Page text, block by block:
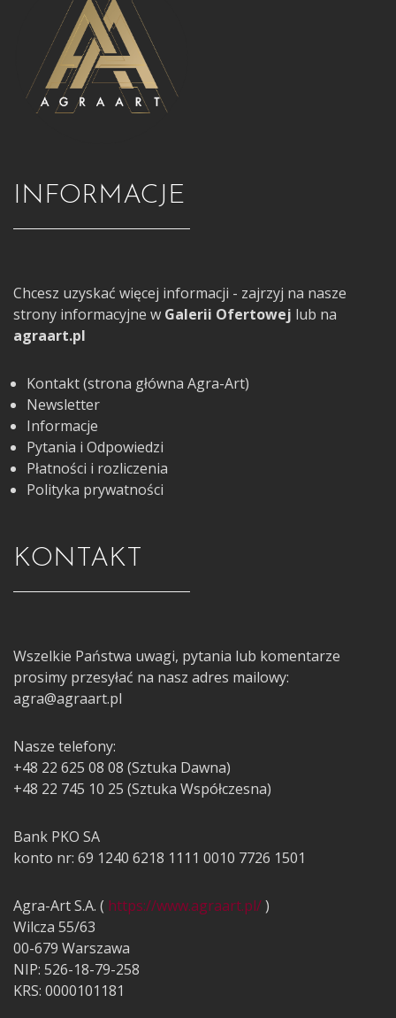
INFORMACJE
Chcesz uzyskać więcej informacji - zajrzyj na nasze
strony informacyjne w Galerii Ofertowej lub na
agraart.pl
Kontakt (strona główna Agra-Art)
Newsletter
Informacje
Pytania i Odpowiedzi
Płatności i rozliczenia
Polityka prywatności
KONTAKT
Wszelkie Państwa uwagi, pytania lub komentarze
prosimy przesyłać na nasz adres mailowy:
agra@agraart.pl
Nasze telefony:
+48 22 625 08 08 (Sztuka Dawna)
+48 22 745 10 25 (Sztuka Współczesna)
Bank PKO SA
konto nr: 69 1240 6218 1111 0010 7726 1501
Agra-Art S.A. ( https://www.agraart.pl/)
Wilcza 55/63
00-679 Warszawa
NIP: 526-18-79-258
KRS: 0000101181